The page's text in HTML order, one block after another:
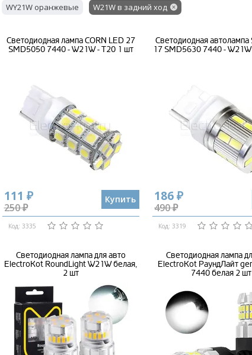
WY21W оранжевые W21W в задний ход
Светодиодная лампа CORN LED 27
SMD5050 7440 - W21W - T20 1 шт
111 ₽
250 ₽
Купить
Код: 3335
Светодиодная автолампа
17 SMD5630 7440 -
186 ₽
490 ₽
Код: 3319
Светодиодная лампа для авто
ElectroKot RoundLight W21W белая,
2 шт
Светодиодная лампа
ElectroKot РаундЛайт
7440 белая 2 шт